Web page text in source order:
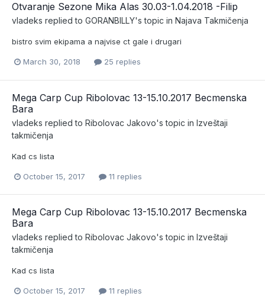
Otvaranje Sezone Mika Alas 30.03-1.04.2018 -Filip
vladeks replied to GORANBILLY's topic in Najava Takmičenja
bistro svim ekipama a najvise ct gale i drugari
March 30, 2018 25 replies
Mega Carp Cup Ribolovac 13-15.10.2017 Becmenska
Bara
vladeks replied to Ribolovac Jakovo's topic in Izveštaji
takmičenja
Kad cs lista
October 15, 2017 11 replies
Mega Carp Cup Ribolovac 13-15.10.2017 Becmenska
Bara
vladeks replied to Ribolovac Jakovo's topic in Izveštaji
takmičenja
Kad cs lista
October 15, 2017 11 replies